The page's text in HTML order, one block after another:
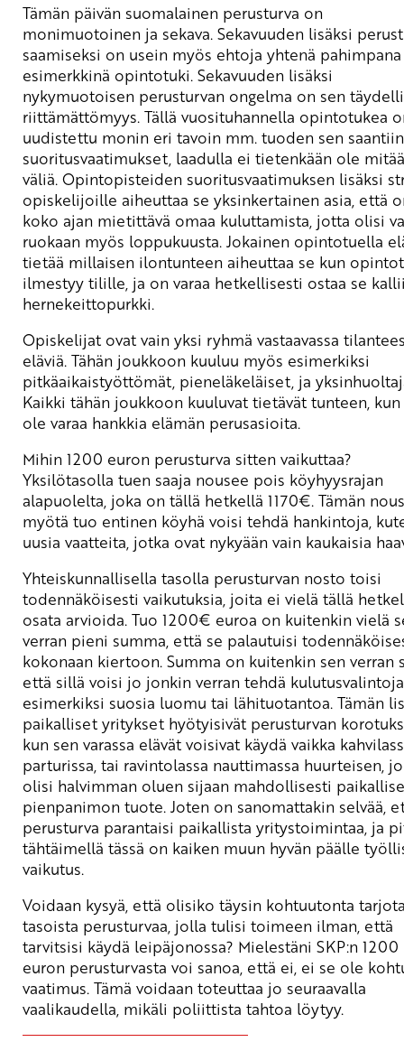
Tämän päivän suomalainen perusturva on
monimuotoinen ja sekava. Sekavuuden lisäksi
saamiseksi on usein myös ehtoja yhtenä pahimpana
esimerkkinä opintotuki. Sekavuuden lisäksi
nykymuotoisen perusturvan ongelma on sen
riittämättömyys. Tällä vuosituhannella opintotukea
uudistettu monin eri tavoin mm. tuoden sen saantiin
suoritusvaatimukset, laadulla ei tietenkään ole
väliä. Opintopisteiden suoritusvaatimuksen lisäksi
opiskelijoille aiheuttaa se yksinkertainen asia, että
koko ajan mietittävä omaa kuluttamista, jotta olisi
ruokaan myös loppukuusta. Jokainen opintotuella
tietää millaisen ilontunteen aiheuttaa se kun
ilmestyy tilille, ja on varaa hetkellisesti ostaa se
hernekeittopurkki.
Opiskelijat ovat vain yksi ryhmä vastaavassa
eläviä. Tähän joukkoon kuuluu myös esimerkiksi
pitkäaikaistyöttömät, pieneläkeläiset, ja
Kaikki tähän joukkoon kuuluvat tietävät tunteen,
ole varaa hankkia elämän perusasioita.
Mihin 1200 euron perusturva sitten vaikuttaa?
Yksilötasolla tuen saaja nousee pois köyhyysrajan
alapuolelta, joka on tällä hetkellä 1170€. Tämän
myötä tuo entinen köyhä voisi tehdä hankintoja,
uusia vaatteita, jotka ovat nykyään vain kaukaisia
Yhteiskunnallisella tasolla perusturvan nosto toisi
todennäköisesti vaikutuksia, joita ei vielä tällä
osata arvioida. Tuo 1200€ euroa on kuitenkin vielä
verran pieni summa, että se palautuisi
kokonaan kiertoon. Summa on kuitenkin sen verran
että sillä voisi jo jonkin verran tehdä kulutusvalintoja
esimerkiksi suosia luomu tai lähituotantoa. Tämän
paikalliset yritykset hyötyisivät perusturvan
kun sen varassa elävät voisivat käydä vaikka
parturissa, tai ravintolassa nauttimassa huurteisen,
olisi halvimman oluen sijaan mahdollisesti
pienpanimon tuote. Joten on sanomattakin selvää,
perusturva parantaisi paikallista yritystoimintaa, ja
tähtäimellä tässä on kaiken muun hyvän päälle
vaikutus.
Voidaan kysyä, että olisiko täysin kohtuutonta
tasoista perusturvaa, jolla tulisi toimeen ilman, että
tarvitsisi käydä leipäjonossa? Mielestäni SKP:n 1200
euron perusturvasta voi sanoa, että ei, ei se ole
vaatimus. Tämä voidaan toteuttaa jo seuraavalla
vaalikaudella, mikäli poliittista tahtoa löytyy.